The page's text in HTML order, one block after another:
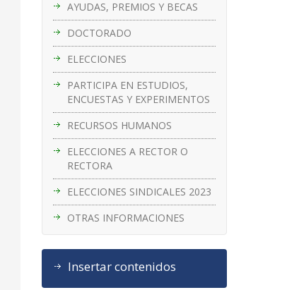
AYUDAS, PREMIOS Y BECAS
DOCTORADO
ELECCIONES
PARTICIPA EN ESTUDIOS,
ENCUESTAS Y EXPERIMENTOS
RECURSOS HUMANOS
ELECCIONES A RECTOR O
RECTORA
ELECCIONES SINDICALES 2023
OTRAS INFORMACIONES
Insertar contenidos